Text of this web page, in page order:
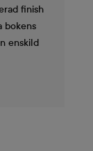
finish
bokens
enskild